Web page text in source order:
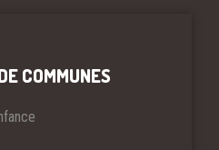
COMMUNES